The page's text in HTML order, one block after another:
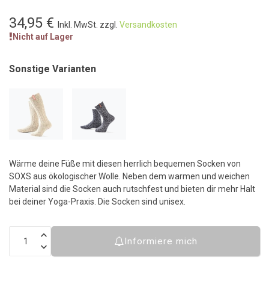
34,95 € Inkl. MwSt. zzgl. Versandkosten
Nicht auf Lager
Sonstige Varianten
Wärme deine Füße mit diesen herrlich bequemen Socken von
SOXS aus ökologischer Wolle. Neben dem warmen und weichen
Material sind die Socken auch rutschfest und bieten dir mehr Halt
bei deiner Yoga-Praxis. Die Socken sind unisex.
Informiere mich